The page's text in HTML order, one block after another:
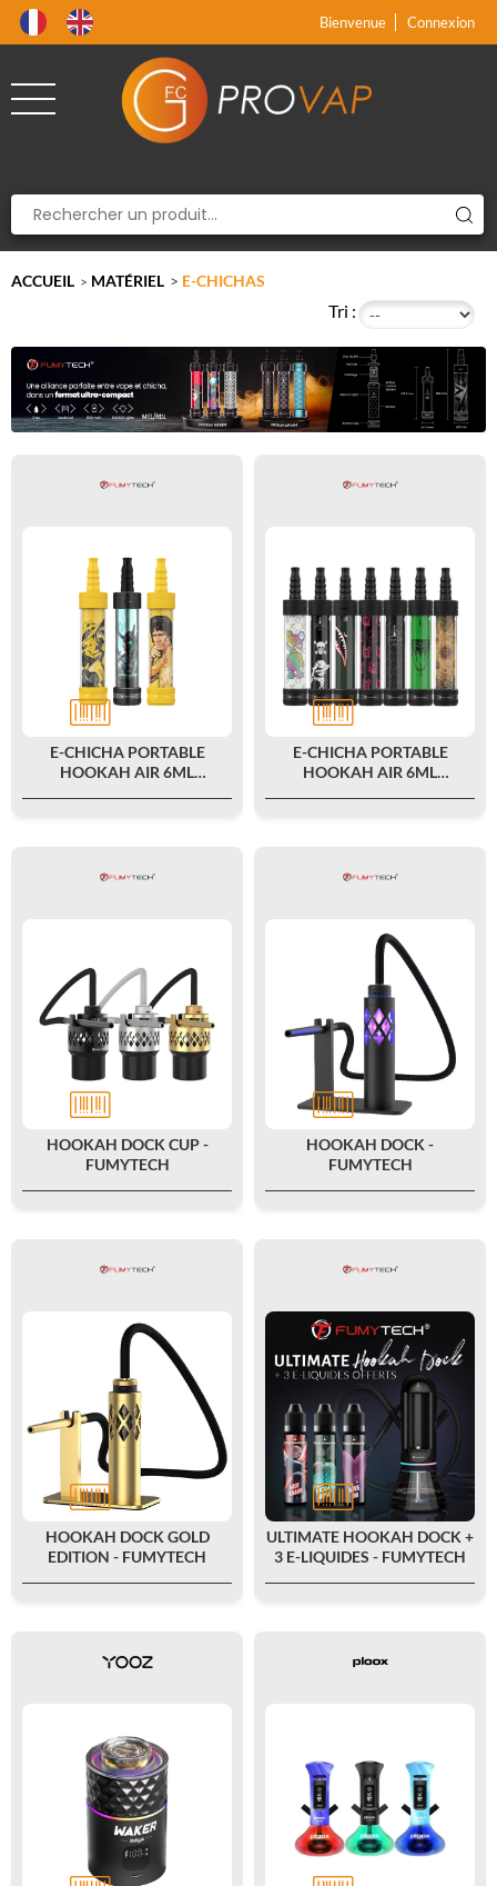
Bienvenue Connexion
ACCUEIL > MATÉRIEL > E-CHICHAS
Tri :
E-CHICHA PORTABLE
HOOKAH AIR 6ML
E-CHICHA PORTABLE
HOOKAH AIR 6ML
HOOKAH DOCK CUP -
FUMYTECH
HOOKAH DOCK -
FUMYTECH
HOOKAH DOCK GOLD
EDITION - FUMYTECH
ULTIMATE HOOKAH DOCK +
3 E-LIQUIDES - FUMYTECH
x
x